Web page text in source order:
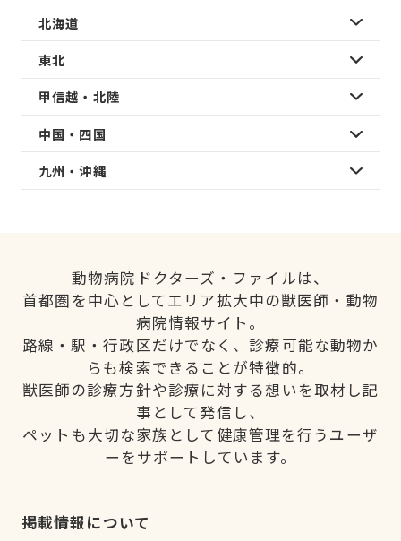
北海道
東北
甲信越・北陸
中国・四国
九州・沖縄
動物病院ドクターズ・ファイルは、
首都圏を中心としてエリア拡大中の獣医師・動物
病院情報サイト。
路線・駅・行政区だけでなく、診療可能な動物か
らも検索できることが特徴的。
獣医師の診療方針や診療に対する想いを取材し記
事として発信し、
ペットも大切な家族として健康管理を行うユーザ
ーをサポートしています。
掲載情報について